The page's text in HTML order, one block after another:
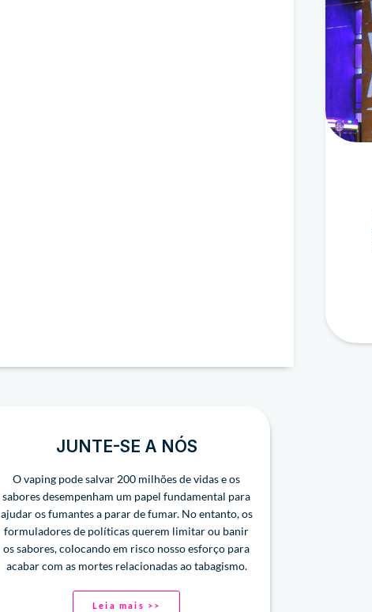
JUNTE-SE A NÓS
O vaping pode salvar 200 milhões de vidas e os
sabores desempenham um papel fundamental para
ajudar os fumantes a parar de fumar. No entanto, os
formuladores de políticas querem limitar ou banir
os sabores, colocando em risco nosso esforço para
acabar com as mortes relacionadas ao tabagismo.
Leia mais >>